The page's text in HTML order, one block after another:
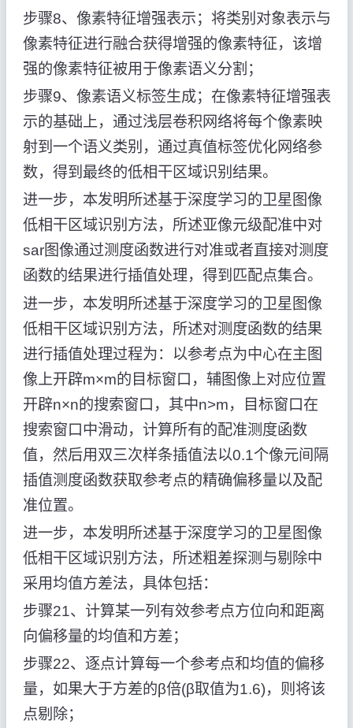
步骤8、像素特征增强表示；将类别对象表示与
像素特征进行融合获得增强的像素特征，该增
强的像素特征被用于像素语义分割；
步骤9、像素语义标签生成；在像素特征增强表
示的基础上，通过浅层卷积网络将每个像素映
射到一个语义类别，通过真值标签优化网络参
数，得到最终的低相干区域识别结果。
进一步，本发明所述基于深度学习的卫星图像
低相干区域识别方法，所述亚像元级配准中对
sar图像通过测度函数进行对准或者直接对测度
函数的结果进行插值处理，得到匹配点集合。
进一步，本发明所述基于深度学习的卫星图像
低相干区域识别方法，所述对测度函数的结果
进行插值处理过程为：以参考点为中心在主图
像上开辟m×m的目标窗口，辅图像上对应位置
开辟n×n的搜索窗口，其中n>m，目标窗口在
搜索窗口中滑动，计算所有的配准测度函数
值，然后用双三次样条插值法以0.1个像元间隔
插值测度函数获取参考点的精确偏移量以及配
准位置。
进一步，本发明所述基于深度学习的卫星图像
低相干区域识别方法，所述粗差探测与剔除中
采用均值方差法，具体包括：
步骤21、计算某一列有效参考点方位向和距离
向偏移量的均值和方差；
步骤22、逐点计算每一个参考点和均值的偏移
量，如果大于方差的β倍(β取值为1.6)，则将该
点剔除；